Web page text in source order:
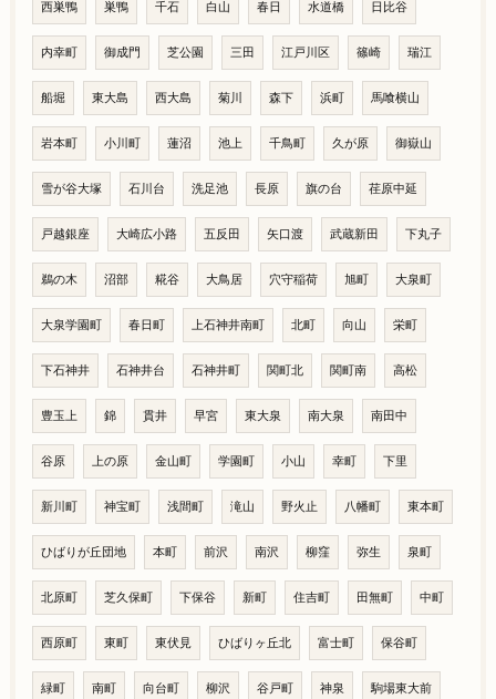
西巣鴨 巣鴨 千石 白山 春日 水道橋 日比谷
内幸町 御成門 芝公園 三田 江戸川区 篠崎 瑞江
船堀 東大島 西大島 菊川 森下 浜町 馬喰横山
岩本町 小川町 蓮沼 池上 千鳥町 久が原 御嶽山
雪が谷大塚 石川台 洗足池 長原 旗の台 荏原中延
戸越銀座 大崎広小路 五反田 矢口渡 武蔵新田 下丸子
鵜の木 沼部 糀谷 大鳥居 穴守稲荷 旭町 大泉町
大泉学園町 春日町 上石神井南町 北町 向山 栄町
下石神井 石神井台 石神井町 関町北 関町南 高松
豊玉上 錦 貫井 早宮 東大泉 南大泉 南田中
谷原 上の原 金山町 学園町 小山 幸町 下里
新川町 神宝町 浅間町 滝山 野火止 八幡町 東本町
ひばりが丘団地 本町 前沢 南沢 柳窪 弥生 泉町
北原町 芝久保町 下保谷 新町 住吉町 田無町 中町
西原町 東町 東伏見 ひばりヶ丘北 富士町 保谷町
緑町 南町 向台町 柳沢 谷戸町 神泉 駒場東大前